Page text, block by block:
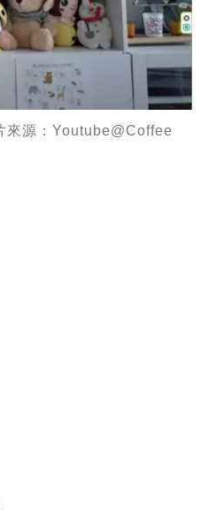
來源：Youtube@Coffee